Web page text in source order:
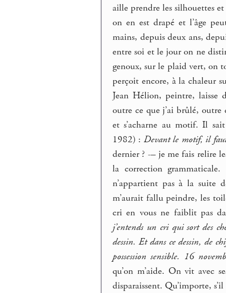
aille prendre les silhouettes
on en est drapé et l’âge
mains, depuis deux ans,
entre soi et le jour on ne
genoux, sur le plaid vert, on
perçoit encore, à la chaleur
Jean Hélion, peintre, laisse
outre ce que j’ai brûlé,
et s’acharne au motif. Il
1982) : Devant le motif, il faut
dernier ? -– je me fais relire
la correction
n’appartient pas à la suite
m’aurait fallu peindre, les
cri en vous ne faiblit pas
j’entends un cri qui sort des
dessin. Et dans ce dessin, de
possession sensible. 16
qu’on m’aide. On vit avec
disparaissent. Qu’importe,